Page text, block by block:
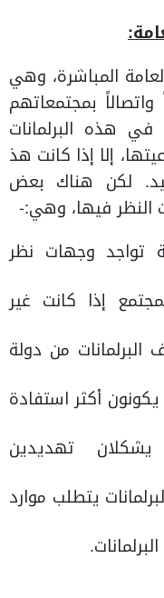
المباشرة، وهي
واتصالاً بمجتمعاتهم
هذه البرلمانات
إلا إذا كانت هذ
لكن هناك بعض
النظر فيها، وهي:-
تواجد وجهات نظر
إذا كانت غير
البرلمانات من دولة
يكونون أكثر استفادة
يشكلان تهديدين
يتطلب موارد